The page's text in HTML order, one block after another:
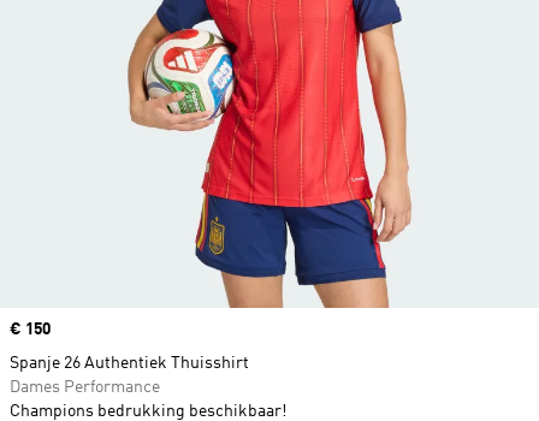
Price
€ 150
Spanje 26 Authentiek Thuisshirt
Dames Performance
Champions bedrukking beschikbaar!